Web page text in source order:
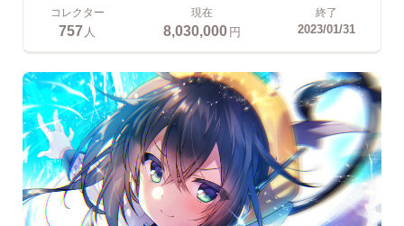
コレクター
757人
現在
8,030,000円
終了
2023/01/31